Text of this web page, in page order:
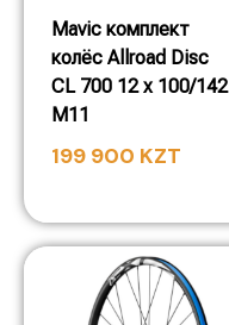
Mavic комплект
колёс Allroad Disc
CL 700 12 x 100/142
M11
199 900 KZT